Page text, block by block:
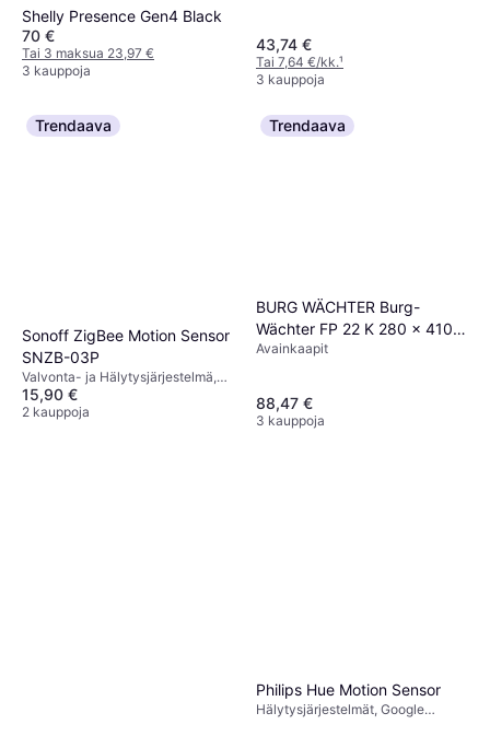
Shelly Presence Gen4 Black
70 €
Tai 3 maksua 23,97 €
3 kauppoja
43,74 €
Tai 7,64 €/kk.¹
3 kauppoja
Trendaava
Sonoff ZigBee Motion Sensor
SNZB-03P
Valvonta- ja Hälytysjärjestelmä,
Zigbee
15,90 €
2 kauppoja
Trendaava
BURG WÄCHTER Burg-
Wächter FP 22 K 280 x 410 x
155 mm
Avainkaapit
88,47 €
3 kauppoja
Philips Hue Motion Sensor
Hälytysjärjestelmät, Google